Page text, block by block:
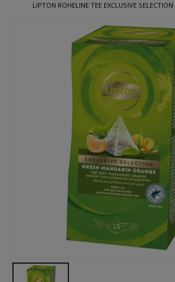
LIPTON ROHELINE TEE EXCLUSIVE